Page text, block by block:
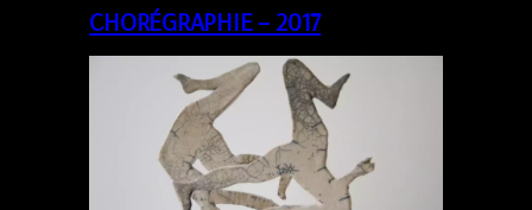
CHORÉGRAPHIE – 2017